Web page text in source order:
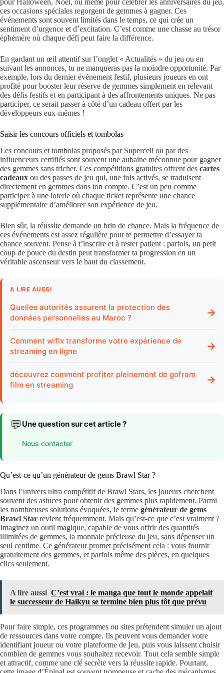
pour Halloween, Noël, ou même pour célébrer les anniversaires du jeu,
ces occasions spéciales regorgent de gemmes à gagner. Ces
événements sont souvent limités dans le temps, ce qui crée un
sentiment d’urgence et d’excitation. C’est comme une chasse au trésor
éphémère où chaque défi peut faire la différence.
En gardant un œil attentif sur l’onglet « Actualités » du jeu ou en
suivant les annonces, tu ne manqueras pas la moindre opportunité. Par
exemple, lors du dernier événement festif, plusieurs joueurs en ont
profité pour booster leur réserve de gemmes simplement en relevant
des défis festifs et en participant à des affrontements uniques. Ne pas
participer, ce serait passer à côté d’un cadeau offert par les
développeurs eux-mêmes !
Saisir les concours officiels et tombolas
Les concours et tombolas proposés par Supercell ou par des
influenceurs certifiés sont souvent une aubaine méconnue pour gagner
des gemmes sans tricher. Ces compétitions gratuites offrent des cartes
cadeaux ou des passes de jeu qui, une fois activés, se traduisent
directement en gemmes dans ton compte. C’est un peu comme
participer à une loterie où chaque ticket représente une chance
supplémentaire d’améliorer son expérience de jeu.
Bien sûr, la réussite demande un brin de chance. Mais la fréquence de
ces événements est assez régulière pour te permettre d’essayer ta
chance souvent. Pense à t’inscrire et à rester patient : parfois, un petit
coup de pouce du destin peut transformer ta progression en un
véritable ascenseur vers le haut du classement.
A LIRE AUSSI
Quelles autorités assurent la protection des
données personnelles au Maroc ?
→
Comment wiflx transforme votre expérience de
streaming en ligne
→
découvrez comment profiter pleinement de gofram
film en streaming
→
💬 Une question sur cet article ?
Nous contacter
Qu’est-ce qu’un générateur de gems Brawl Star ?
Dans l’univers ultra compétitif de Brawl Stars, les joueurs cherchent
souvent des astuces pour obtenir des gemmes plus rapidement. Parmi
les nombreuses solutions évoquées, le terme générateur de gems
Brawl Star revient fréquemment. Mais qu’est-ce que c’est vraiment ?
Imaginez un outil magique, capable de vous offrir des quantités
illimitées de gemmes, la monnaie précieuse du jeu, sans dépenser un
seul centime. Ce générateur promet précisément cela : vous fournir
gratuitement des gemmes, et parfois même des pièces, en quelques
clics seulement.
A lire aussi C’est vrai : le manga que tout le monde appelait
le successeur de Haikyu se termine bien plus tôt que prévu
Pour faire simple, ces programmes ou sites prétendent simuler un ajout
de ressources dans votre compte. Ils peuvent vous demander votre
identifiant joueur ou votre plateforme de jeu, puis vous laissent choisir
combien de gemmes vous souhaitez recevoir. Tout cela semble simple
et attractif, comme une clé secrète vers la réussite rapide. Pourtant,